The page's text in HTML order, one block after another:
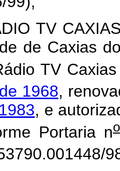
CAXIAS
de Caxias
TV
1968,
, e
Portaria no